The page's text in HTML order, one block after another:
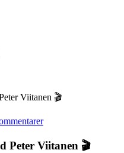
Viitanen 🎬
Peter Viitanen 🎬